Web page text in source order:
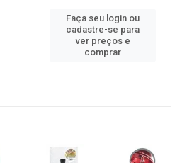
Faça seu login ou
cadastre-se para
ver preços e
comprar